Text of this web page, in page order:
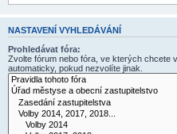
NASTAVENÍ VYHLEDÁVÁNÍ
Prohledávat fóra:
Zvolte fórum nebo fóra, ve kterých chcete
automaticky, pokud nezvolíte jinak.